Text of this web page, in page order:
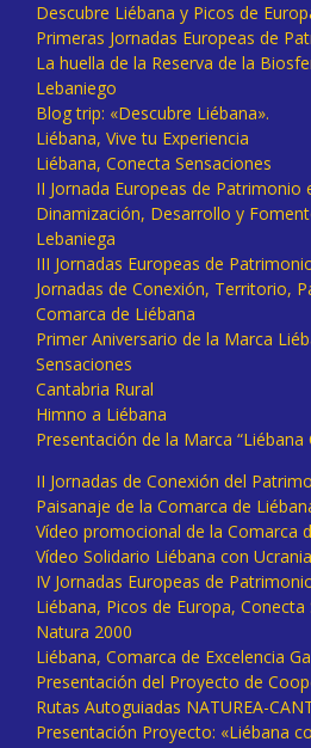
Descubre Liébana y Picos de
Primeras Jornadas Europeas de
La huella de la Reserva de la
Lebaniego
Blog trip: «Descubre Liébana».
Liébana, Vive tu Experiencia
Liébana, Conecta Sensaciones
II Jornada Europeas de Patrimonio
Dinamización, Desarrollo y
Lebaniega
III Jornadas Europeas de
Jornadas de Conexión, Territorio,
Comarca de Liébana
Primer Aniversario de la Marca
Sensaciones
Cantabria Rural
Himno a Liébana
Presentación de la Marca
II Jornadas de Conexión del
Paisanaje de la Comarca de
Vídeo promocional de la Comarca
Vídeo Solidario Liébana con
IV Jornadas Europeas de
Liébana, Picos de Europa, Conecta
Natura 2000
Liébana, Comarca de Excelencia
Presentación del Proyecto de
Rutas Autoguiadas NATUREA-
Presentación Proyecto: «Liébana